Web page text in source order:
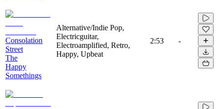
Consolation
Street
The
Happy
Somethings
Alternative/Indie Pop,
Electricguitar,
Electroamplified, Retro,
Happy, Upbeat
2:53 -